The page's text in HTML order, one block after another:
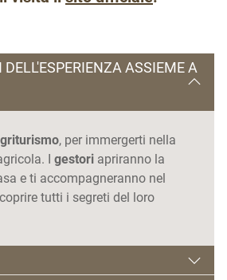
DELL'ESPERIENZA ASSIEME A
, per immergerti nella
I gestori apriranno la
e ti accompagneranno nel
tutti i segreti del loro